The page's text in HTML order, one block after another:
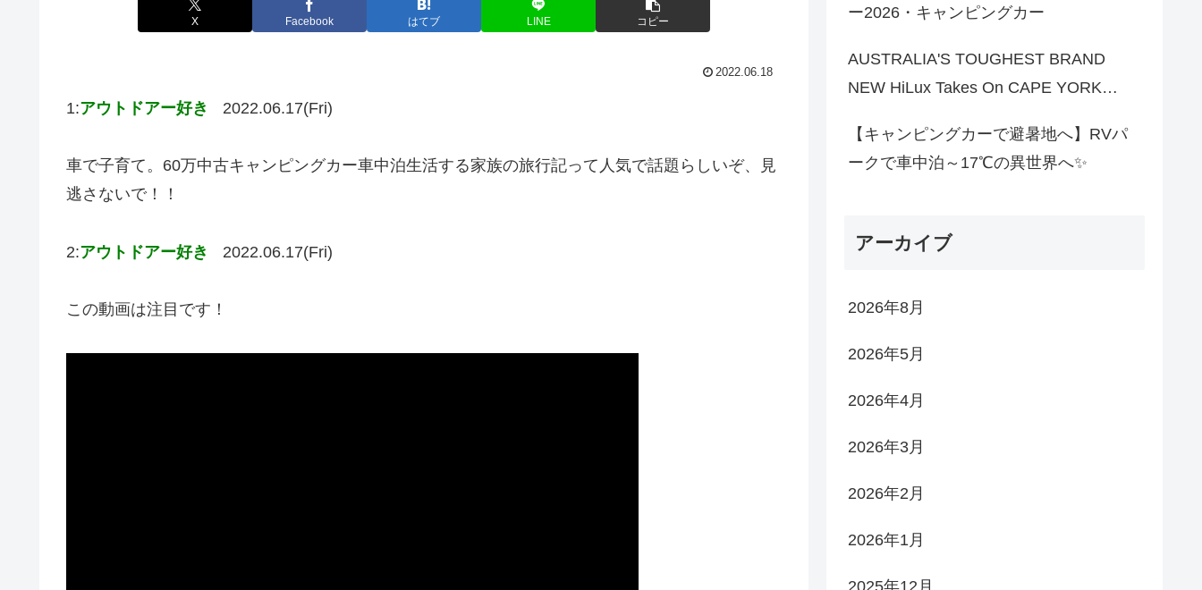
X Facebook はてブ LINE コピー
2022.06.18
1:アウトドアー好き 2022.06.17(Fri)
車で子育て。60万中古キャンピングカー車中泊生活する家族の旅行記って人気で話題らしいぞ、見
逃さないで！！
2:アウトドアー好き 2022.06.17(Fri)
この動画は注目です！
ー2026・キャンピングカー
AUSTRALIA'S TOUGHEST BRAND
NEW HiLux Takes On CAPE YORK…
【キャンピングカーで避暑地へ】RVパ
ークで車中泊～17℃の異世界へ✨
アーカイブ
2026年8月
2026年5月
2026年4月
2026年3月
2026年2月
2026年1月
2025年12月